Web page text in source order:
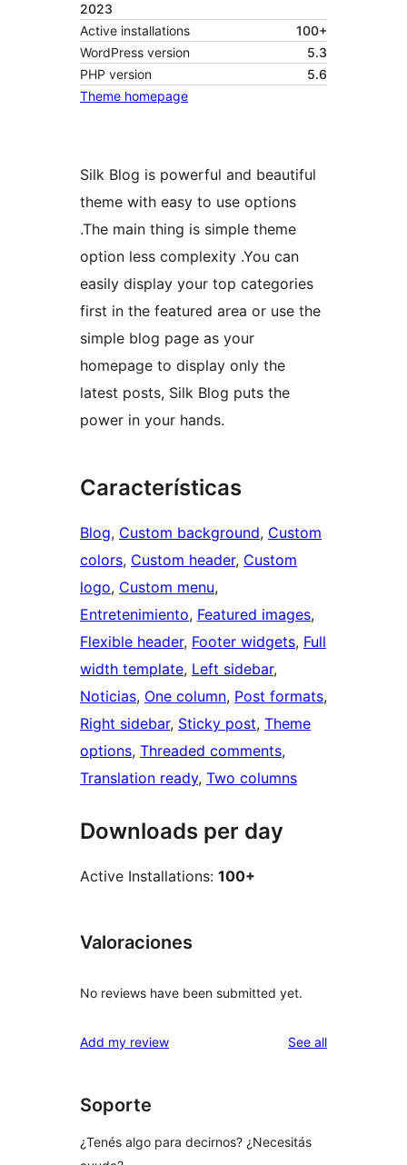
2023
Active installations
100+
WordPress version
5.3
PHP version
5.6
Theme homepage
Silk Blog is powerful and beautiful
theme with easy to use options
.The main thing is simple theme
option less complexity .You can
easily display your top categories
first in the featured area or use the
simple blog page as your
homepage to display only the
latest posts, Silk Blog puts the
power in your hands.
Características
Blog, Custom background, Custom
colors, Custom header, Custom
logo, Custom menu
Entretenimiento, Featured images
Flexible header, Footer widgets, Full
width template, Left sidebar
Noticias, One column, Post formats
Right sidebar, Sticky post, Theme
options, Threaded comments
Translation ready, Two columns
Downloads per day
Active Installations: 100+
Valoraciones
No reviews have been submitted yet.
Add my review See allreviews
Soporte
¿Tenés algo para decirnos? ¿Necesitás